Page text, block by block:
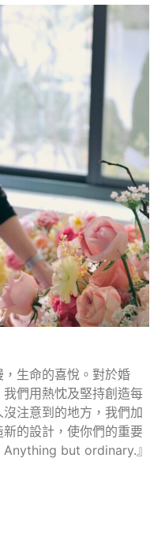
，生命的喜悅。對於婚
們用熱忱及堅持創造每
注意到的地方，我們加
的設計，使你們的重要
Anything but ordinary.』